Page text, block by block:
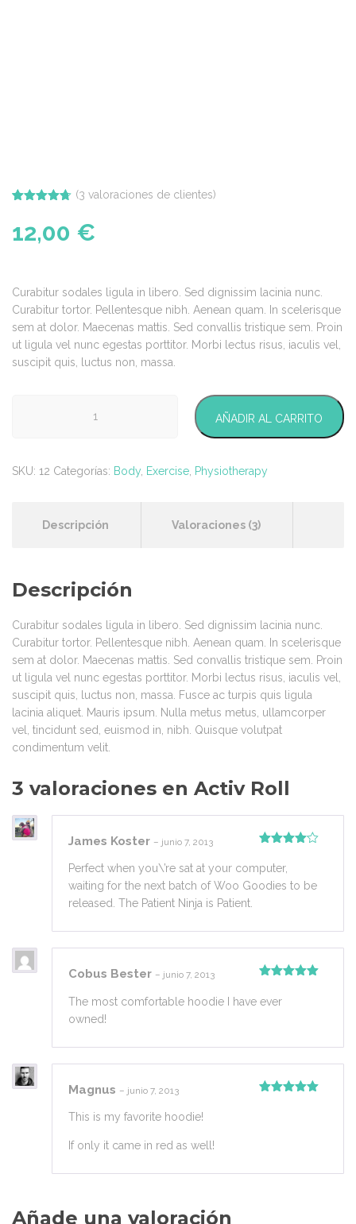
de 5 en
base a
(3 valoraciones de clientes)
12,00 €
Curabitur sodales ligula in libero. Sed dignissim lacinia nunc.
Curabitur tortor. Pellentesque nibh. Aenean quam. In scelerisque
sem at dolor. Maecenas mattis. Sed convallis tristique sem. Proin
ut ligula vel nunc egestas porttitor. Morbi lectus risus, iaculis vel,
suscipit quis, luctus non, massa.
AÑADIR AL CARRITO
SKU: 12 Categorías: Body Exercise Physiotherapy
Descripción Valoraciones (3)
Descripción
Curabitur sodales ligula in libero. Sed dignissim lacinia nunc.
Curabitur tortor. Pellentesque nibh. Aenean quam. In scelerisque
sem at dolor. Maecenas mattis. Sed convallis tristique sem. Proin
ut ligula vel nunc egestas porttitor. Morbi lectus risus, iaculis vel,
suscipit quis, luctus non, massa. Fusce ac turpis quis ligula
lacinia aliquet. Mauris ipsum. Nulla metus metus, ullamcorper
vel, tincidunt sed, euismod in, nibh. Quisque volutpat
condimentum velit.
3 valoraciones en Activ Roll
con4
5
James Koster – junio 7, 2013
Perfect when you\’re sat at your computer,
waiting for the next batch of Woo Goodies to be
released. The Patient Ninja is Patient.
con5
Cobus Bester – junio 7, 2013
The most comfortable hoodie I have ever
owned!
Magnus – junio 7, 2013
This is my favorite hoodie!
If only it came in red as well!
Añade una valoración